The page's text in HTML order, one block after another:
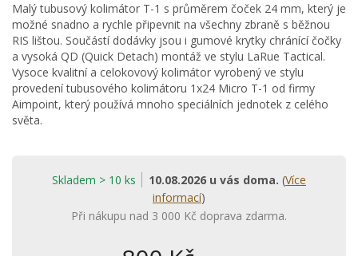
Malý tubusový kolimátor T-1 s průměrem čoček 24 mm, který je
možné snadno a rychle připevnit na všechny zbraně s běžnou
RIS lištou. Součástí dodávky jsou i gumové krytky chránící čočky
a vysoká QD (Quick Detach) montáž ve stylu LaRue Tactical.
Vysoce kvalitní a celokovový kolimátor vyrobený ve stylu
provedení tubusového kolimátoru 1x24 Micro T-1 od firmy
Aimpoint, který používá mnoho speciálních jednotek z celého
světa.
Skladem > 10 ks 10.08.2026 u vás doma. (Více
informací)
Při nákupu nad 3 000 Kč doprava zdarma.